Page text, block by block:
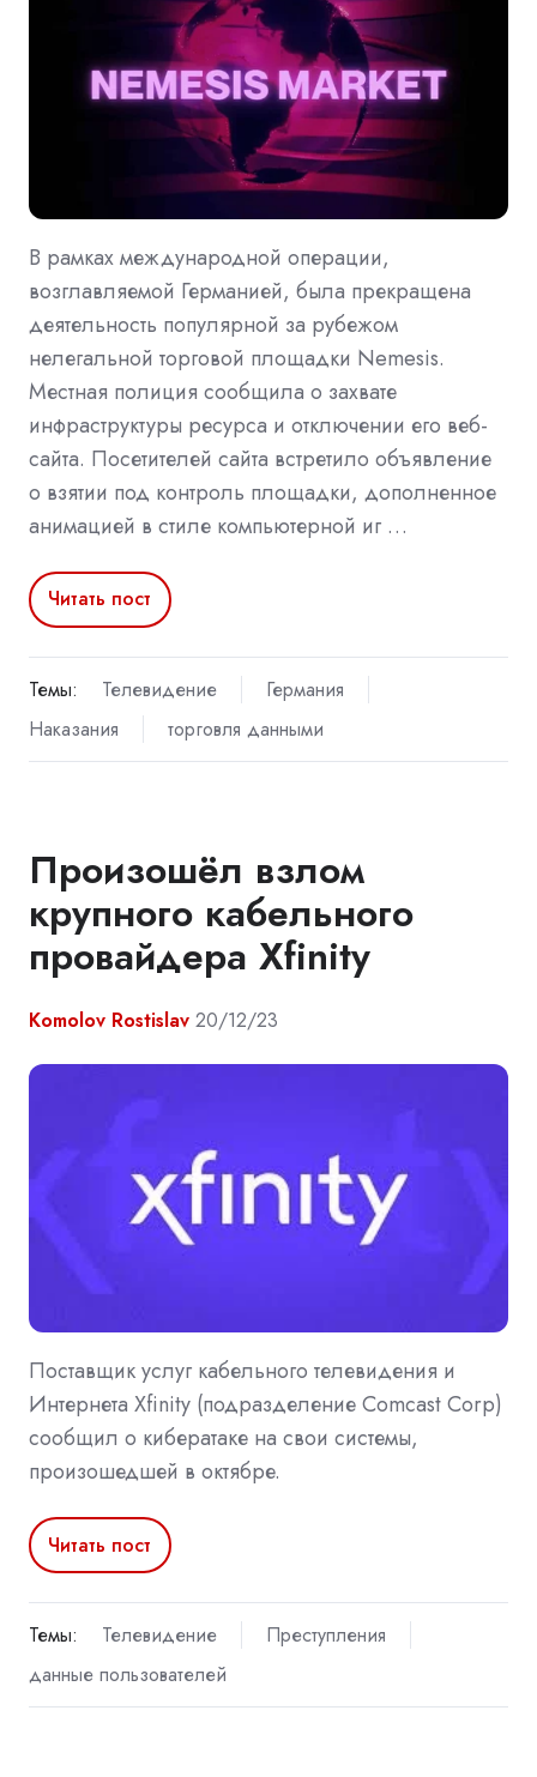
В рамках международной операции,
возглавляемой Германией, была прекращена
деятельность популярной за рубежом
нелегальной торговой площадки Nemesis.
Местная полиция сообщила о захвате
инфраструктуры ресурса и отключении его веб-
сайта. Посетителей сайта встретило объявление
о взятии под контроль площадки, дополненное
анимацией в стиле компьютерной иг …
Читать пост
Темы: Телевидение
Германия
Наказания
торговля данными
Произошёл взлом
крупного кабельного
провайдера Xfinity
Komolov Rostislav 20/12/23
Поставщик услуг кабельного телевидения и
Интернета Xfinity (подразделение Comcast Corp)
сообщил о кибератаке на свои системы,
произошедшей в октябре.
Читать пост
Темы: Телевидение
Преступления
данные пользователей